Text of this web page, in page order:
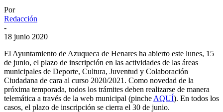
Por
Redacción
-
18 junio 2020
El Ayuntamiento de Azuqueca de Henares ha abierto este lunes, 15
de junio, el plazo de inscripción en las actividades de las áreas
municipales de Deporte, Cultura, Juventud y Colaboración
Ciudadana de cara al curso 2020/2021. Como novedad de la
próxima temporada, todos los trámites deben realizarse de manera
telemática a través de la web municipal (pinche AQUÍ). En todos los
casos, el plazo de inscripción se cierra el 30 de junio.